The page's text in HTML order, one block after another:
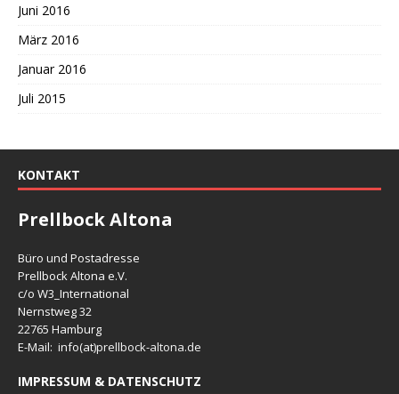
Juni 2016
März 2016
Januar 2016
Juli 2015
KONTAKT
Prellbock Altona
Büro und Postadresse
Prellbock Altona e.V.
c/o W3_International
Nernstweg 32
22765 Hamburg
E-Mail: info(at)prellbock-altona.de
IMPRESSUM & DATENSCHUTZ